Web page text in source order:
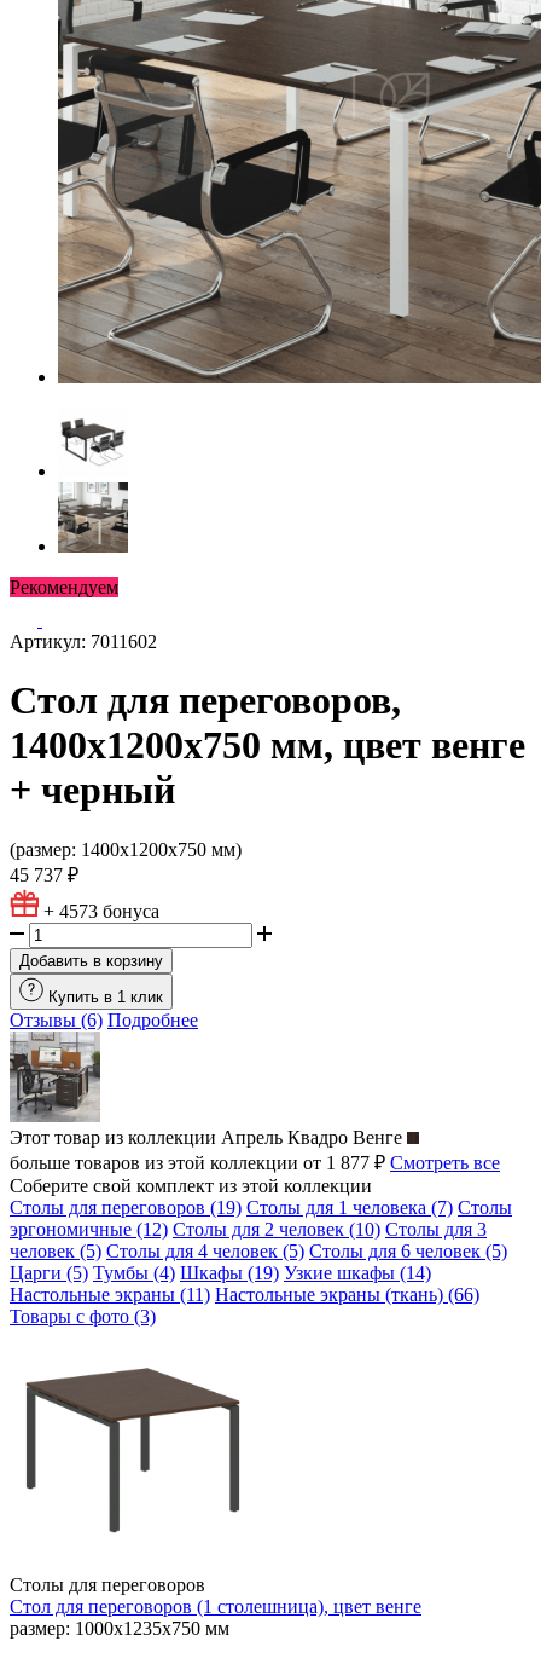
Рекомендуем
Артикул: 7011602
Стол для переговоров,
1400х1200х750 мм, цвет венге
+ черный
(размер: 1400х1200х750 мм)
45 737 ₽
+ 4573 бонуса
Добавить в корзину
Купить в 1 клик
Отзывы (6) Подробнее
Этот товар из коллекции Апрель Квадро Венге
больше товаров из этой коллекции от 1 877 ₽ Смотреть все
Соберите свой комплект из этой коллекции
Столы для переговоров (19) Столы для 1 человека (7) Столы
эргономичные (12) Столы для 2 человек (10) Столы для 3
человек (5) Столы для 4 человек (5) Столы для 6 человек (5)
Царги (5) Тумбы (4) Шкафы (19) Узкие шкафы (14)
Настольные экраны (11) Настольные экраны (ткань) (66)
Товары с фото (3)
Столы для переговоров
Стол для переговоров (1 столешница), цвет венге
размер: 1000х1235х750 мм